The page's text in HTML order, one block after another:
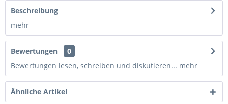
Beschreibung
mehr
Bewertungen
0
Bewertungen lesen, schreiben und diskutieren... mehr
Ähnliche Artikel